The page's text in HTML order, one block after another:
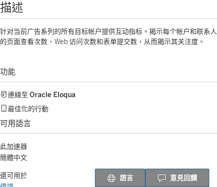
描述
针对当前广告系列的所有目标帐户提供互动指标。揭示每个帐户和联系人
的页面查看次数、Web 访问次数和表单提交数，从而揭示其关注度。
功能
連線至 Oracle Eloqua
最佳化的行動
可用語言
此加速器
簡體中文
還可用於
語言 意見回饋